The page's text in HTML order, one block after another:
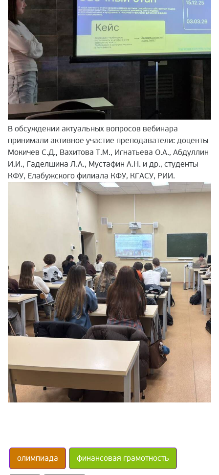
В обсуждении актуальных вопросов вебинара
принимали активное участие преподаватели: доценты
Мокичев C.Д., Вахитова Т.М., Игнатьева О.А., Абдуллин
И.И., Гаделшина Л.А., Мустафин А.Н. и др., студенты
КФУ, Елабужского филиала КФУ, КГАСУ, РИИ.
олимпиада финансовая грамотность